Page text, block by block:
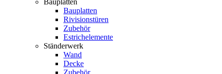
Bauplatten
Bauplatten
Rivisionstüren
Zubehör
Estrichelemente
Ständerwerk
Wand
Decke
Zubehör